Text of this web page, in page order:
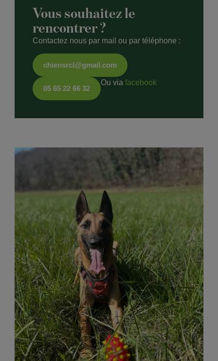
Vous souhaitez le
rencontrer ?
Contactez nous par mail ou par téléphone :
chiensrcl@gmail.com
05 65 22 66 32
Ou via facebook